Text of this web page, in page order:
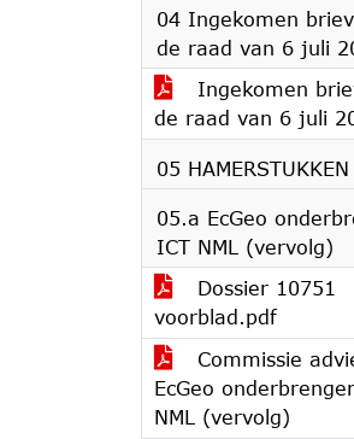
04 Ingekomen
de raad van 6 juli
Ingekomen
de raad van 6 juli
05 HAMERSTUKKEN
05.a EcGeo
ICT NML (vervolg)
Dossier 10751
voorblad.pdf
Commissie
EcGeo
NML (vervolg)